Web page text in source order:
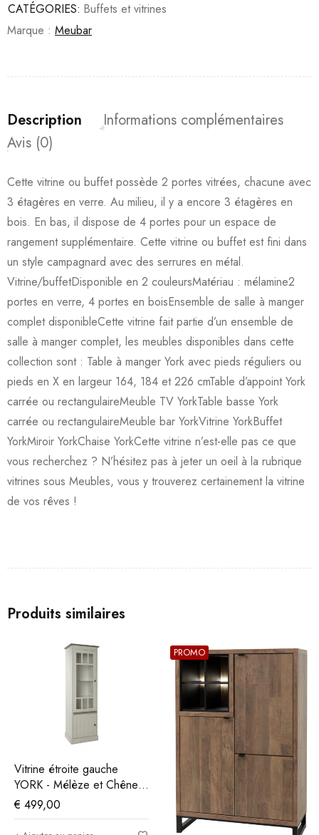
CATÉGORIES: Buffets et vitrines
Marque : Meubar
Description
Informations complémentaires
Avis (0)
Cette vitrine ou buffet possède 2 portes vitrées, chacune avec
3 étagères en verre. Au milieu, il y a encore 3 étagères en
bois. En bas, il dispose de 4 portes pour un espace de
rangement supplémentaire. Cette vitrine ou buffet est fini dans
un style campagnard avec des serrures en métal.
Vitrine/buffetDisponible en 2 couleursMatériau : mélamine2
portes en verre, 4 portes en boisEnsemble de salle à manger
complet disponibleCette vitrine fait partie d’un ensemble de
salle à manger complet, les meubles disponibles dans cette
collection sont : Table à manger York avec pieds réguliers ou
pieds en X en largeur 164, 184 et 226 cmTable d’appoint York
carrée ou rectangulaireMeuble TV YorkTable basse York
carrée ou rectangulaireMeuble bar YorkVitrine YorkBuffet
YorkMiroir YorkChaise YorkCette vitrine n’est-elle pas ce que
vous recherchez ? N’hésitez pas à jeter un oeil à la rubrique
vitrines sous Meubles, vous y trouverez certainement la vitrine
de vos rêves !
Produits similaires
Vitrine étroite gauche
YORK - Mélèze et Chêne
Cristal Beige
€ 499,00
PROMO